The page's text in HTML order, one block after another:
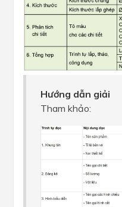
Hướng dẫn giải
Tham khảo: